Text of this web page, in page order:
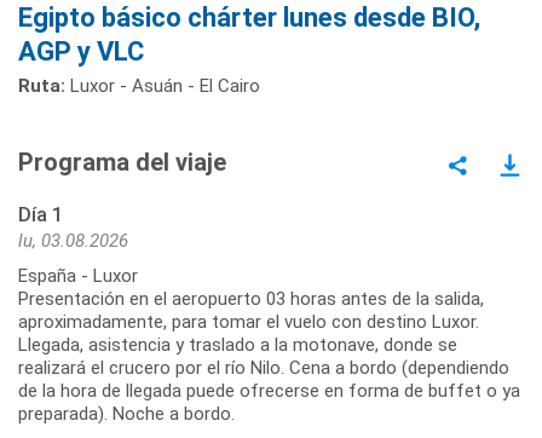
Egipto básico chárter lunes desde BIO,
AGP y VLC
Ruta: Luxor - Asuán - El Cairo
Programa del viaje
Día 1
lu, 03.08.2026
España - Luxor
Presentación en el aeropuerto 03 horas antes de la salida,
aproximadamente, para tomar el vuelo con destino Luxor.
Llegada, asistencia y traslado a la motonave, donde se
realizará el crucero por el río Nilo. Cena a bordo (dependiendo
de la hora de llegada puede ofrecerse en forma de buffet o ya
preparada). Noche a bordo.